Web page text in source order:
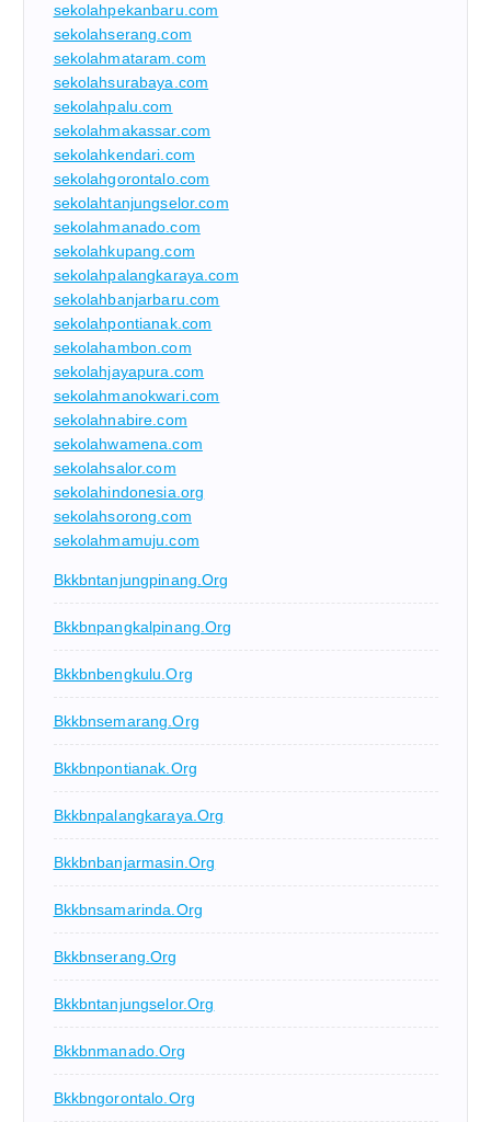
sekolahpekanbaru.com
sekolahserang.com
sekolahmataram.com
sekolahsurabaya.com
sekolahpalu.com
sekolahmakassar.com
sekolahkendari.com
sekolahgorontalo.com
sekolahtanjungselor.com
sekolahmanado.com
sekolahkupang.com
sekolahpalangkaraya.com
sekolahbanjarbaru.com
sekolahpontianak.com
sekolahambon.com
sekolahjayapura.com
sekolahmanokwari.com
sekolahnabire.com
sekolahwamena.com
sekolahsalor.com
sekolahindonesia.org
sekolahsorong.com
sekolahmamuju.com
Bkkbntanjungpinang.org
Bkkbnpangkalpinang.org
Bkkbnbengkulu.org
Bkkbnsemarang.org
Bkkbnpontianak.org
Bkkbnpalangkaraya.org
Bkkbnbanjarmasin.org
Bkkbnsamarinda.org
Bkkbnserang.org
Bkkbntanjungselor.org
Bkkbnmanado.org
Bkkbngorontalo.org